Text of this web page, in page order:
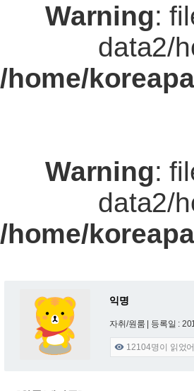
Warning:
data2/
/home/
Warning:
data2/
/home/
익명
자취/원룸 | 등록일 :
 12104명이 읽었